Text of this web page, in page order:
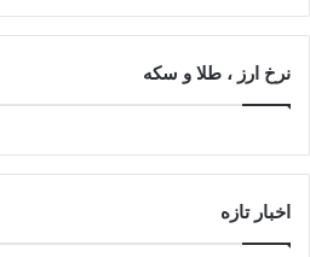
نرخ ارز ، طلا و سکه
اخبار تازه